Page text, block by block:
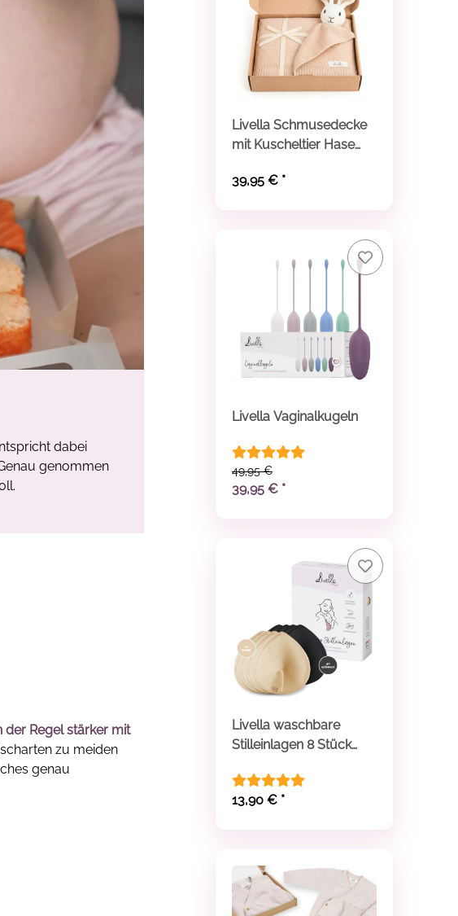
dabei
genommen
der Regel stärker mit
zu meiden
genau
Livella Schmusedecke
mit Kuscheltier Hase
39,95 € *
Livella Vaginalkugeln
49,95 €
39,95 € *
Livella waschbare
Stilleinlagen 8 Stück
13,90 € *